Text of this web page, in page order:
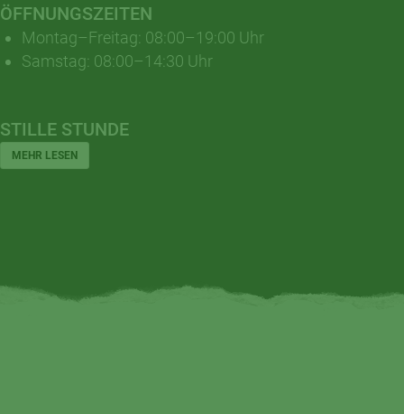
ÖFFNUNGSZEITEN
Montag–Freitag: 08:00–19:00 Uhr
Samstag: 08:00–14:30 Uhr
STILLE STUNDE
MEHR LESEN